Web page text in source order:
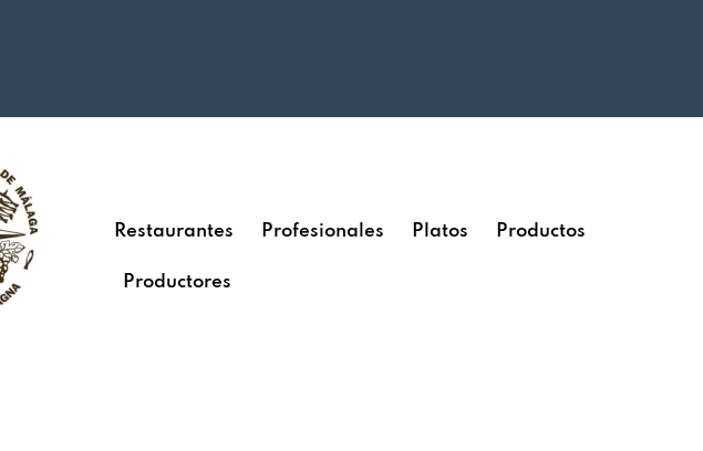
Restaurantes Profesionales Platos Productos
Productores